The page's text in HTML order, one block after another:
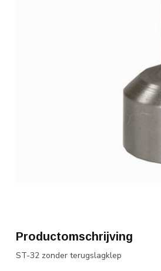
Productomschrijving
ST-32 zonder terugslagklep